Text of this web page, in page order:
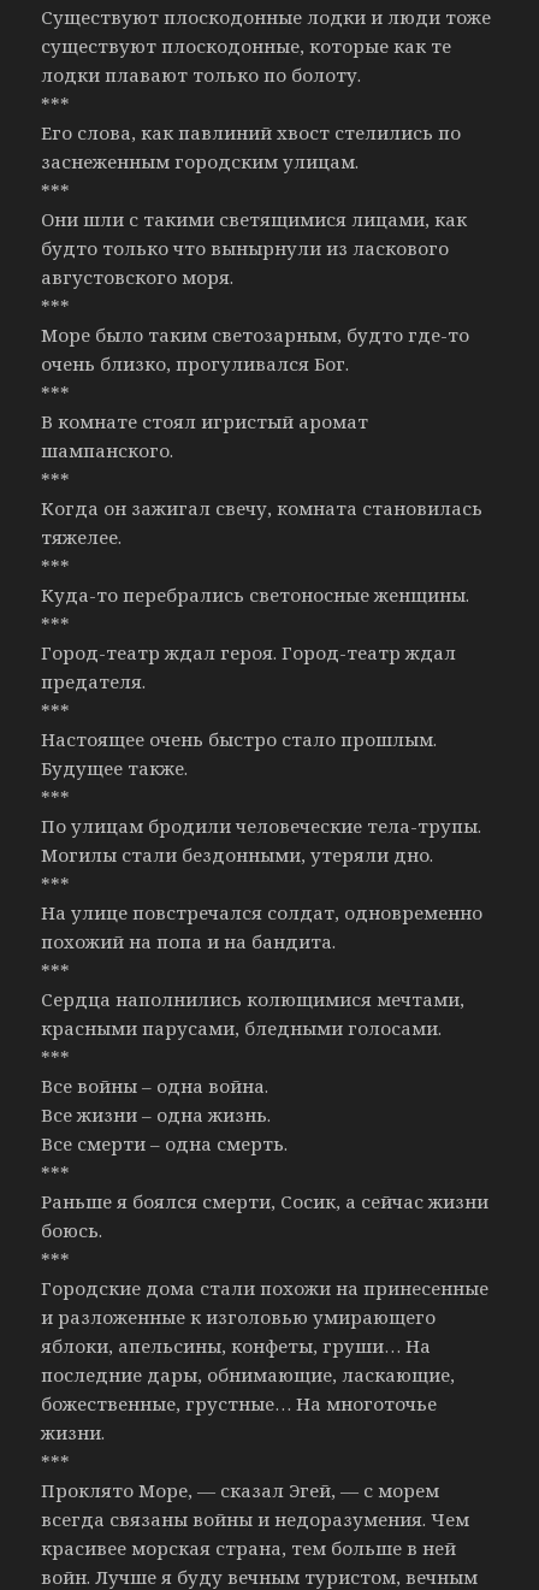
Существуют плоскодонные лодки и люди тоже
существуют плоскодонные, которые как те
лодки плавают только по болоту.
***
Его слова, как павлиний хвост стелились по
заснеженным городским улицам.
***
Они шли с такими светящимися лицами, как
будто только что вынырнули из ласкового
августовского моря.
***
Море было таким светозарным, будто где-то
очень близко, прогуливался Бог.
***
В комнате стоял игристый аромат
шампанского.
***
Когда он зажигал свечу, комната становилась
тяжелее.
***
Куда-то перебрались светоносные женщины.
***
Город-театр ждал героя. Город-театр ждал
предателя.
***
Настоящее очень быстро стало прошлым.
Будущее также.
***
По улицам бродили человеческие тела-трупы.
Могилы стали бездонными, утеряли дно.
***
На улице повстречался солдат, одновременно
похожий на попа и на бандита.
***
Сердца наполнились колющимися мечтами,
красными парусами, бледными голосами.
***
Все войны – одна война.
Все жизни – одна жизнь.
Все смерти – одна смерть.
***
Раньше я боялся смерти, Сосик, а сейчас жизни
боюсь.
***
Городские дома стали похожи на принесенные
и разложенные к изголовью умирающего
яблоки, апельсины, конфеты, груши… На
последние дары, обнимающие, ласкающие,
божественные, грустные… На многоточье
жизни.
***
Проклято Море, — сказал Эгей, — с морем
всегда связаны войны и недоразумения. Чем
красивее морская страна, тем больше в ней
войн. Лучше я буду вечным туристом, вечным